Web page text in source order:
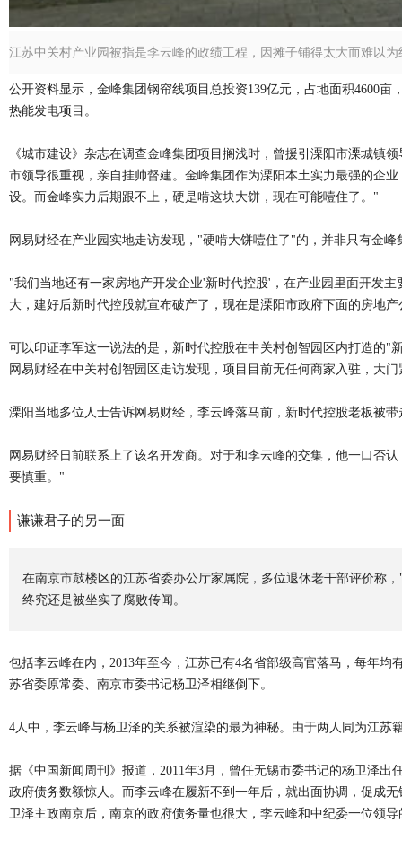
江苏中关村产业园被指是李云峰的政绩工程，因摊子铺得太大而难以
公开资料显示，金峰集团钢帘线项目总投资139亿元，占地面积4600
热能发电项目。
《城市建设》杂志在调查金峰集团项目搁浅时，曾援引溧阳市溧城镇
市领导很重视，亲自挂帅督建。金峰集团作为溧阳本土实力最强的企
设。而金峰实力后期跟不上，硬是啃这块大饼，现在可能噎住了。"
网易财经在产业园实地走访发现，"硬啃大饼噎住了"的，并非只有金峰
"我们当地还有一家房地产开发企业'新时代控股'，在产业园里面开发
大，建好后新时代控股就宣布破产了，现在是溧阳市政府下面的房地
可以印证李军这一说法的是，新时代控股在中关村创智园区内打造的"
网易财经在中关村创智园区走访发现，项目目前无任何商家入驻，大
溧阳当地多位人士告诉网易财经，李云峰落马前，新时代控股老板被
网易财经日前联系上了该名开发商。对于和李云峰的交集，他一口否
要慎重。"
谦谦君子的另一面
在南京市鼓楼区的江苏省委办公厅家属院，多位退休老干部评价称
终究还是被坐实了腐败传闻。
包括李云峰在内，2013年至今，江苏已有4名省部级高官落马，每年
苏省委原常委、南京市委书记杨卫泽相继倒下。
4人中，李云峰与杨卫泽的关系被渲染的最为神秘。由于两人同为江苏
据《中国新闻周刊》报道，2011年3月，曾任无锡市委书记的杨卫泽
政府债务数额惊人。而李云峰在履新不到一年后，就出面协调，促成
卫泽主政南京后，南京的政府债务量也很大，李云峰和中纪委一位领